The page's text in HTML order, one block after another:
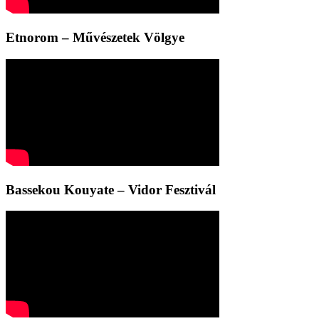
Etnorom – Művészetek Völgye
Bassekou Kouyate – Vidor Fesztivál